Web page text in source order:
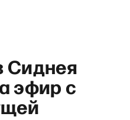
Сиднея
эфир с